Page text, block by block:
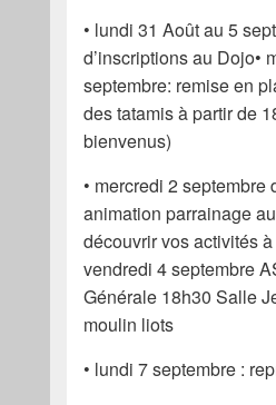
• lundi 31 Août au 5
d’inscriptions au Dojo•
septembre: remise en
des tatamis à partir de
bienvenus)
• mercredi 2 septembre
animation parrainage
découvrir vos activités à
vendredi 4 septembre
Générale 18h30 Salle
moulin liots
• lundi 7 septembre :